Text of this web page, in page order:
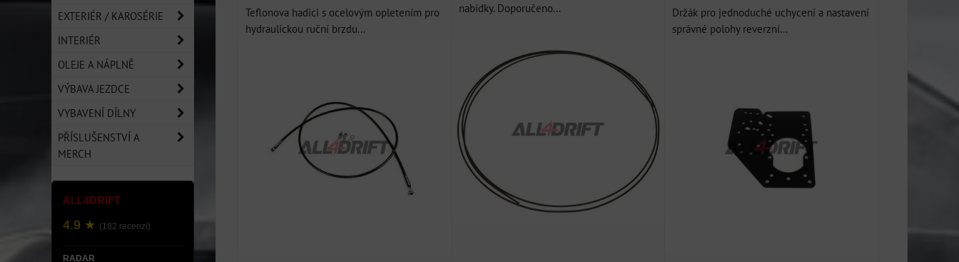
Teflonova hadici s ocelovým opletením pro
hydraulickou ruční brzdu...
nabídky. Doporučeno...
Držák pro jednoduché uchycení a nastavení
správné polohy reverzní...
EXTERIÉR / KAROSÉRIE
INTERIÉR
OLEJE A NÁPLNĚ
VÝBAVA JEZDCE
VYBAVENÍ DÍLNY
PŘÍSLUŠENSTVÍ A
MERCH
ALL4DRIFT
4.9 ★ (182 recenzí)
RADAR